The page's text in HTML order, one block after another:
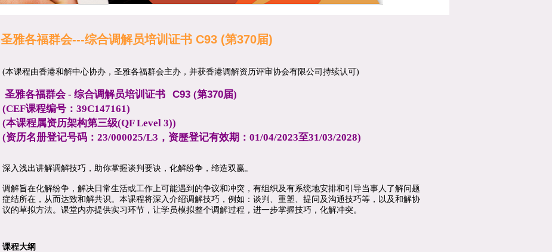
圣雅各福群会---综合调解员培训证书 C93 (第370届)
(本课程由香港和解中心协办， 圣雅各福群会主办，并获香港调解资历评审协会有限公司持续认可)
圣雅各福群会 - 综合调解员培训证书 C93 (第370届)
(CEF课程编号：39C147161)
(本课程属资历架构第三级(QF Level 3))
(资历名册登记号码：23/000025/L3，资歷登记有效期：01/04/2023至31/03/2028)
深入浅出讲解调解技巧，助你掌握谈判要诀，化解纷争，缔造双赢。
调解旨在化解纷争，解决日常生活或工作上可能遇到的争议和冲突，有组织及有系统地安排和引导当事人了解问题
症结所在，从而达致和解共识。本课程将深入介绍调解技巧，例如：谈判、重塑、提问及沟通技巧等，以及和解协
议的草拟方法。课堂内亦提供实习环节，让学员模拟整个调解过程，进一步掌握技巧，化解冲突。
课程大纲